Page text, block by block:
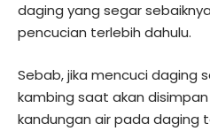
daging yang segar
pencucian terlebih dahulu.
Sebab, jika mencuci daging
kambing saat akan
kandungan air pada daging